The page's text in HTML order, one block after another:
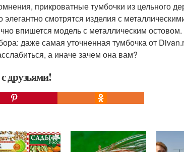
прикроватные тумбочки из цельного
смотрятся изделия с
впишется модель с металлическим
даже самая уточненная тумбочка от
а иначе зачем она вам?
друзьями!